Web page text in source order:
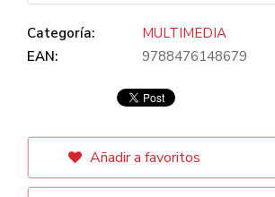
Categoría:
MULTIMEDIA
EAN:
9788476148679
Añadir a favoritos